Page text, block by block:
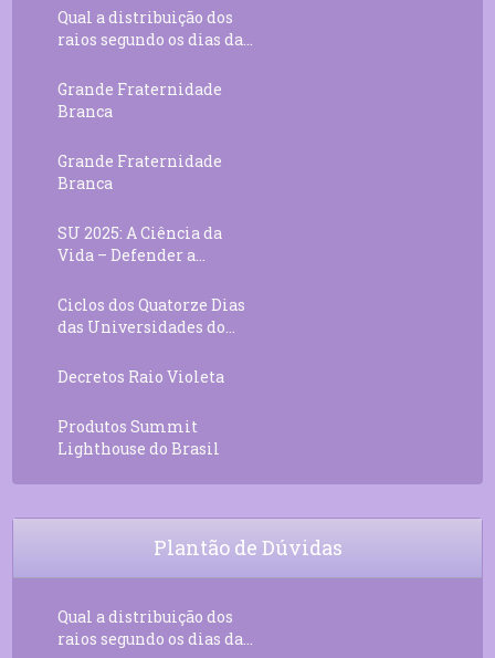
Qual a distribuição dos
raios segundo os dias da...
Grande Fraternidade
Branca
Grande Fraternidade
Branca
SU 2025: A Ciência da
Vida – Defender a...
Ciclos dos Quatorze Dias
das Universidades do...
Decretos Raio Violeta
Produtos Summit
Lighthouse do Brasil
Plantão de Dúvidas
Qual a distribuição dos
raios segundo os dias da...